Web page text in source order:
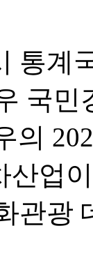
통계
국
의
산업
관광